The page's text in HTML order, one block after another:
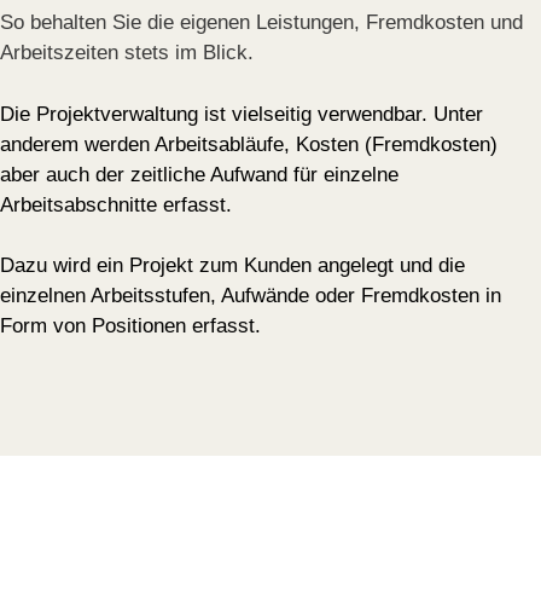
So behalten Sie die eigenen Leistungen, Fremdkosten und
Arbeitszeiten stets im Blick.
Die Projektverwaltung ist vielseitig verwendbar. Unter
anderem werden Arbeitsabläufe, Kosten (Fremdkosten)
aber auch der zeitliche Aufwand für einzelne
Arbeitsabschnitte erfasst.
Dazu wird ein Projekt zum Kunden angelegt und die
einzelnen Arbeitsstufen, Aufwände oder Fremdkosten in
Form von Positionen erfasst.